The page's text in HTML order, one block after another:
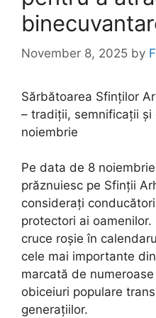
November 8, 2025 by
Sărbătoarea Sfinților
– tradiții, semnificații
noiembrie
Pe data de 8
prăznuiesc pe Sfinții
considerați
protectori ai
cruce roșie în
cele mai importante
marcată de
obiceiuri populare
generațiilor.